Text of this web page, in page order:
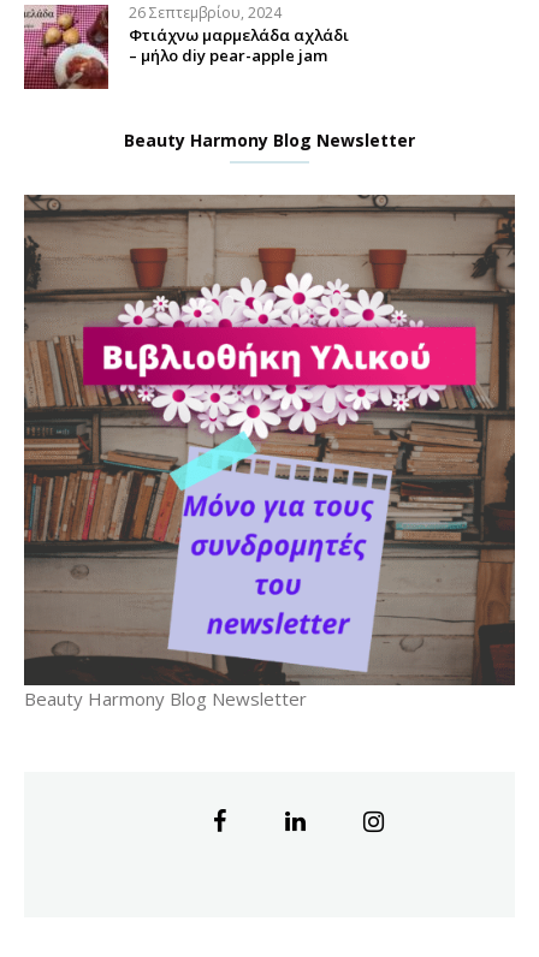
26 Σεπτεμβρίου, 2024
Φτιάχνω μαρμελάδα αχλάδι
– μήλο diy pear-apple jam
Beauty Harmony Blog Newsletter
Beauty Harmony Blog Newsletter